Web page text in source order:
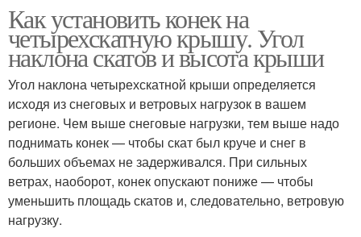
Как установить конек на
четырехскатную крышу. Угол
наклона скатов и высота крыши
Угол наклона четырехскатной крыши определяется
исходя из снеговых и ветровых нагрузок в вашем
регионе. Чем выше снеговые нагрузки, тем выше надо
поднимать конек — чтобы скат был круче и снег в
больших объемах не задерживался. При сильных
ветрах, наоборот, конек опускают пониже — чтобы
уменьшить площадь скатов и, следовательно, ветровую
нагрузку.